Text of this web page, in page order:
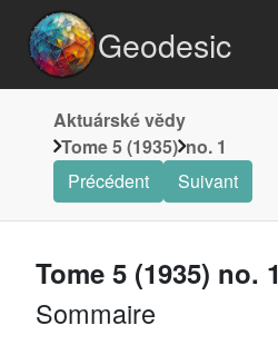
Geodesic
Aktuárské vědy
Tome 5 (1935) no. 1
Précédent
Suivant
Tome 5 (1935) no. 1
Sommaire